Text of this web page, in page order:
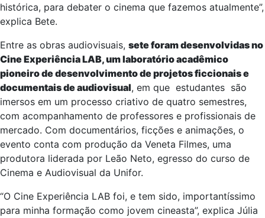
histórica, para debater o cinema que fazemos atualmente”,
explica Bete.
Entre as obras audiovisuais, sete foram desenvolvidas no
Cine Experiência LAB, um laboratório acadêmico
pioneiro de desenvolvimento de projetos ficcionais e
documentais de audiovisual, em que estudantes são
imersos em um processo criativo de quatro semestres,
com acompanhamento de professores e profissionais de
mercado. Com documentários, ficções e animações, o
evento conta com produção da Veneta Filmes, uma
produtora liderada por Leão Neto, egresso do curso de
Cinema e Audiovisual da Unifor.
“O Cine Experiência LAB foi, e tem sido, importantíssimo
para minha formação como jovem cineasta”, explica Júlia